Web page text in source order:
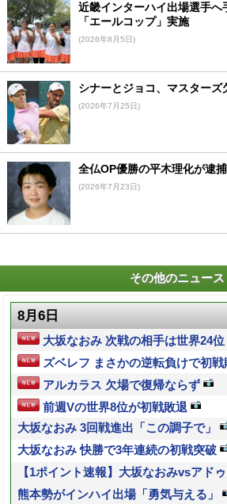
近畿インターハイ出場選手へ
「エールコップ」実施
(2026年8月5日)
シナーとジョコ、マスターズ
(2026年7月25日)
全仏OP優勝の平木理化が逮捕
(2026年7月23日)
その他のニュース
8月6日
大坂なおみ 次戦の相手は世界24位
ズベレフ まさかの逆転負けで初戦
アルカラス 欠場で復帰ならず
前週Vの世界8位が初戦敗退
大坂なおみ 3回戦進出「この調子で」
大坂なおみ 快勝で3年連続の初戦突破
【1ポイント速報】大坂なおみvsアド
熊本勢がインハイ出場「勇気与える」